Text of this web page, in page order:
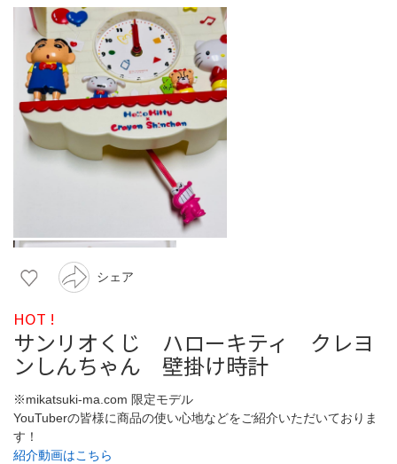
シェア
HOT !
サンリオくじ ハローキティ クレヨ
ンしんちゃん 壁掛け時計
※mikatsuki-ma.com 限定モデル
YouTuberの皆様に商品の使い心地などをご紹介いただいておりま
す！
紹介動画はこちら